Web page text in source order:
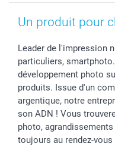
Saint-Valentin
Vacances
Investisseurs
Statut de ma commande
Un produit pour
Leader de l'impression
particuliers,
développement photo
produits. Issue d'un
argentique, notre
son ADN ! Vous
photo,
toujours au rendez-